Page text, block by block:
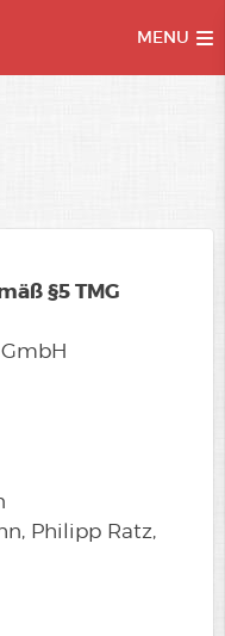
MENU
§5 TMG
Philipp Ratz,